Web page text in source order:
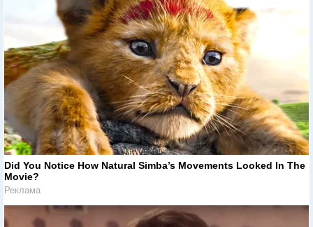
Did You Notice How Natural Simba’s Movements Looked In The
Movie?
Реклама